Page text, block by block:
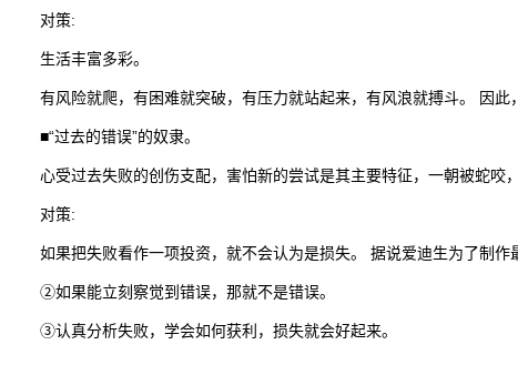
对策:
生活丰富多彩。
有风险就爬，有困难就突破，有压力就站起来，有风浪就搏斗。 因此
■“过去的错误”的奴隶。
心受过去失败的创伤支配，害怕新的尝试是其主要特征，一朝被蛇咬
对策:
如果把失败看作一项投资，就不会认为是损失。 据说爱迪生为了制
②如果能立刻察觉到错误，那就不是错误。
③认真分析失败，学会如何获利，损失就会好起来。